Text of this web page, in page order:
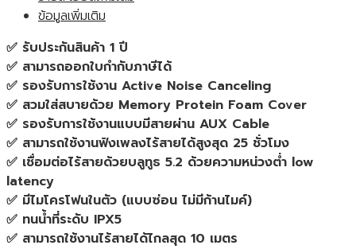
ไร้
สาย
ของ
แท้
ประกัน
ศูนย์
1ปี
ชิ้น
ข้อมูลเพิ่มเติม
✅ รับประกันสินค้า 1 ปี
✅ สามารถออกใบกำกับภาษีได้
✅ รองรับการใช้งาน Active Noise Canceling
✅ สวมใส่สบายด้วย Memory Protein Foam Cover
✅ รองรับการใช้งานแบบมีสายผ่าน AUX Cable
✅ สามารถใช้งานฟังเพลงไร้สายได้สูงสุด 25 ชั่วโมง
✅ เชื่อมต่อไร้สายด้วยบลูทูธ 5.2 ด้วยความหน่วงต่ำ low
latency
✅ มีไมโครโฟนในตัว (แบบซ่อน ไม่มีก้านไมค์)
✅ ทนน้ำที่ระดับ IPX5
✅ สามารถใช้งานไร้สายได้ไกลสุด 10 เมตร